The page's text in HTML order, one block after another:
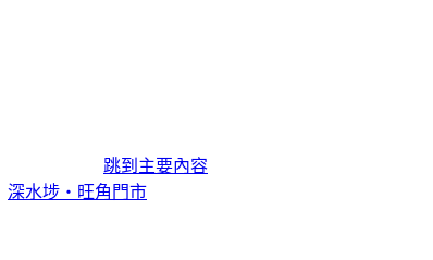
跳到主要內容
深水埗・旺角門市